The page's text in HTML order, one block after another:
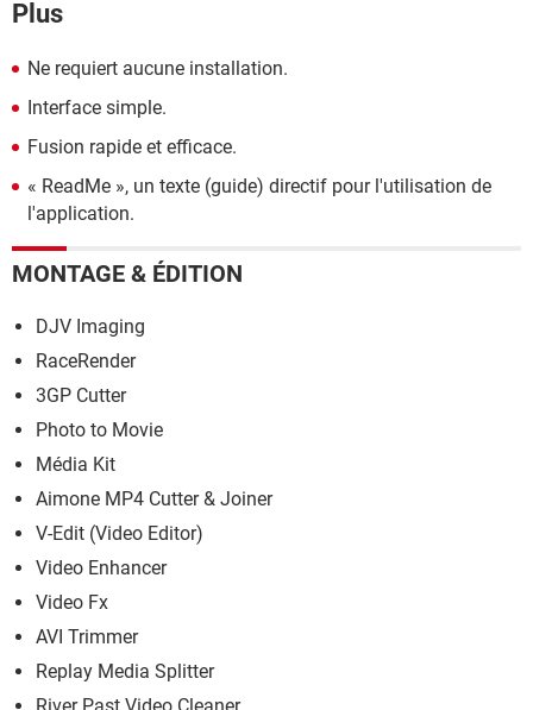
Plus
Ne requiert aucune installation.
Interface simple.
Fusion rapide et efficace.
« ReadMe », un texte (guide) directif pour l'utilisation de
l'application.
MONTAGE & ÉDITION
DJV Imaging
RaceRender
3GP Cutter
Photo to Movie
Média Kit
Aimone MP4 Cutter & Joiner
V-Edit (Video Editor)
Video Enhancer
Video Fx
AVI Trimmer
Replay Media Splitter